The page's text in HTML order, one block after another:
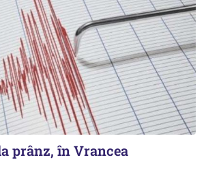
prânz, în Vrancea